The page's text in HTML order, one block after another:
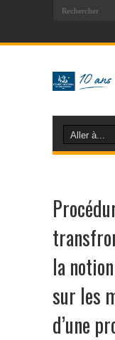
la
sur les
d’une